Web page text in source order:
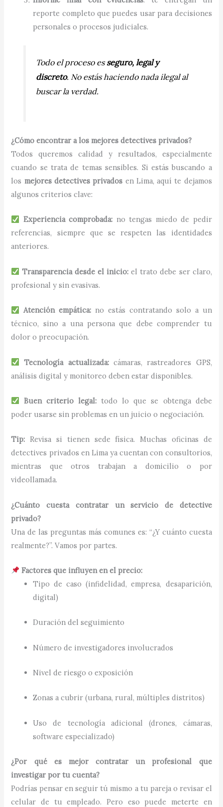
reporte completo que puedes usar para decisiones
personales o procesos judiciales.
Todo el proceso es seguro, legal y
discreto. No estás haciendo nada ilegal al
buscar la verdad.
¿Cómo encontrar a los mejores detectives privados?
Todos queremos calidad y resultados, especialmente
cuando se trata de temas sensibles. Si estás buscando a
los mejores detectives privados en Lima, aquí te dejamos
algunos criterios clave:
Experiencia comprobada: no tengas miedo de pedir
referencias, siempre que se respeten las identidades
anteriores.
Transparencia desde el inicio: el trato debe ser claro,
profesional y sin evasivas.
Atención empática:no estás contratando solo a un
técnico, sino a una persona que debe comprender tu
dolor o preocupación.
Tecnología actualizada:cámaras, rastreadores GPS,
análisis digital y monitoreo deben estar disponibles.
Buen criterio legal: todo lo que se obtenga debe
poder usarse sin problemas en un juicio o negociación.
Tip: Revisa si tienen sede física. Muchas oficinas de
detectives privados en Lima ya cuentan con consultorios,
mientras que otros trabajan a domicilio o por
videollamada.
¿Cuánto cuesta contratar un servicio de detective
privado?
Una de las preguntas más comunes es: “¿Y cuánto cuesta
realmente?”. Vamos por partes.
Factores que influyen en el precio:
Tipo de caso (infidelidad, empresa, desaparición,
digital)
Duración del seguimiento
Número de investigadores involucrados
Nivel de riesgo o exposición
Zonas a cubrir (urbana, rural, múltiples distritos)
Uso de tecnología adicional (drones, cámaras,
software especializado)
¿Por qué es mejor contratar un profesional que
investigar por tu cuenta?
Podrías pensar en seguir tú mismo a tu pareja o revisar el
celular de tu empleado. Pero eso puede meterte en